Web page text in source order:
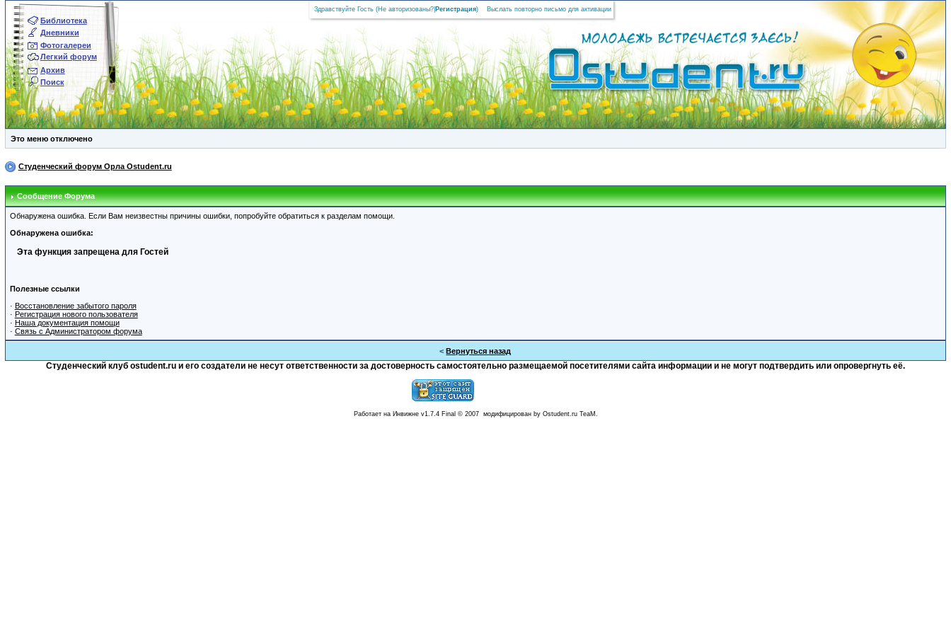
Библиотека
Дневники
Фотогалереи
Легкий форум
Архив
Поиск
Здравствуйте Гость (Не авторизованы? Регистрация) Выслать повторно письмо для активации
Это меню отключено
Студенческий форум Орла Ostudent.ru
Сообщение Форума
Обнаружена ошибка. Если Вам неизвестны причины ошибки, попробуйте обратиться к разделам помощи.
Обнаружена ошибка:
Эта функция запрещена для Гостей
Полезные ссылки
· Восстановление забытого пароля
· Регистрация нового пользователя
· Наша документация помощи
· Связь с Администратором форума
<Вернуться назад
Студенческий клуб ostudent.ru и его создатели не несут ответственности за достоверность самостоятельно размещаемой посетителями сайта информации и не могут подтвердить или опровергнуть её.
Работает на Инвижне v1.7.4 Final © 2007 модифицирован by Ostudent.ru TeaM.